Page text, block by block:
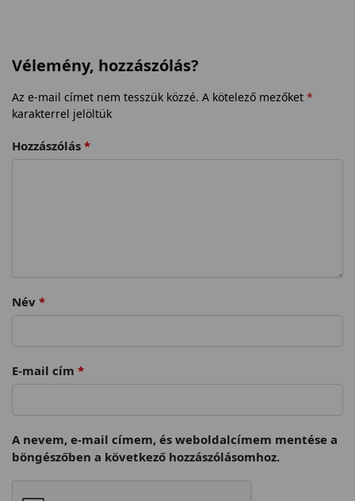
Vélemény, hozzászólás?
Az e-mail címet nem tesszük közzé. A kötelező mezőket *
karakterrel jelöltük
Hozzászólás *
Név *
E-mail cím *
A nevem, e-mail címem, és weboldalcímem mentése a
böngészőben a következő hozzászólásomhoz.